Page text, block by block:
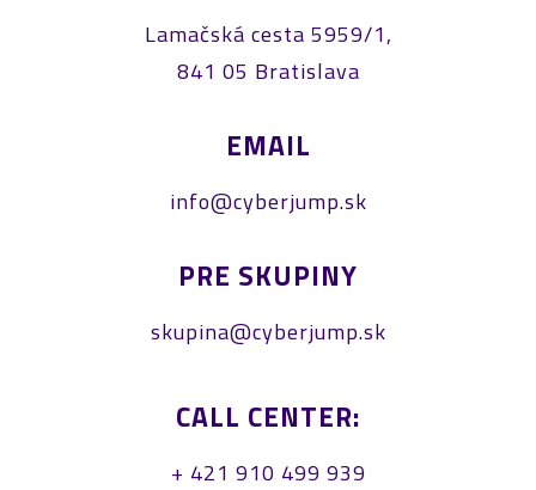
Lamačská cesta 5959/1,
841 05 Bratislava
EMAIL
info@cyberjump.sk
PRE SKUPINY
skupina@cyberjump.sk
CALL CENTER:
+ 421 910 499 939